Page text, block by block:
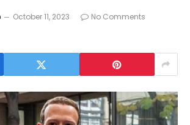
October 11, 2023
No Comments